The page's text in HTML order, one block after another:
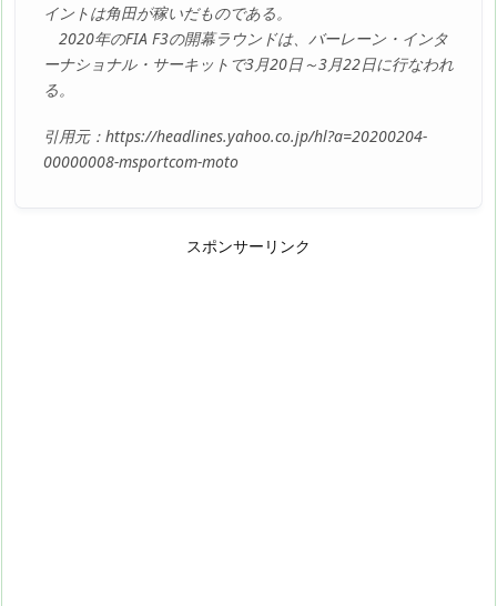
イントは角田が稼いだものである。
2020年のFIA F3の開幕ラウンドは、バーレーン・インタ
ーナショナル・サーキットで3月20日～3月22日に行なわれ
る。
引用元：https://headlines.yahoo.co.jp/hl?a=20200204-
00000008-msportcom-moto
スポンサーリンク